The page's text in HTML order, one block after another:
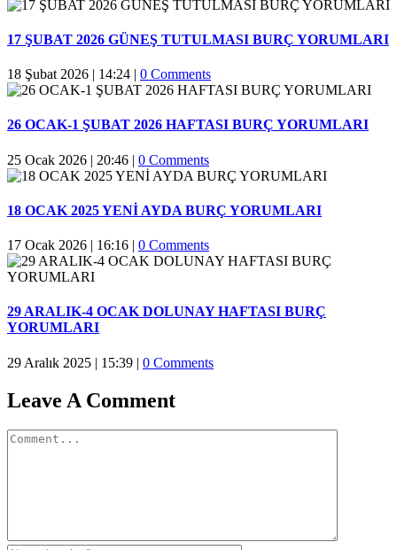
17 ŞUBAT 2026 GÜNEŞ TUTULMASI BURÇ YORUMLARI
18 Şubat 2026 | 14:24 | 0 Comments
26 OCAK-1 ŞUBAT 2026 HAFTASI BURÇ YORUMLARI
25 Ocak 2026 | 20:46 | 0 Comments
18 OCAK 2025 YENİ AYDA BURÇ YORUMLARI
17 Ocak 2026 | 16:16 | 0 Comments
29 ARALIK-4 OCAK DOLUNAY HAFTASI BURÇ
YORUMLARI
29 Aralık 2025 | 15:39 | 0 Comments
Leave A Comment
Comment